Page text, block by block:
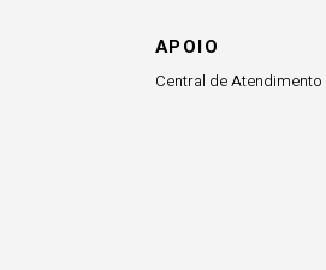
APOIO
Central de Atendimento